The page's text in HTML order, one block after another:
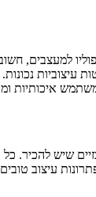
למעצבים,
עיצוביות
איכותיות
שיש להכיר.
עיצוב